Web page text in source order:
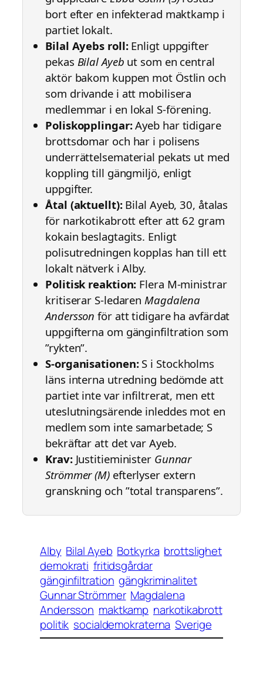
bort efter en infekterad maktkamp i
partiet lokalt.
Bilal Ayebs roll:Enligt uppgifter
pekas Bilal Ayeb ut som en central
aktör bakom kuppen mot Östlin och
som drivande i att mobilisera
medlemmar i en lokal S-förening.
Poliskopplingar:Ayeb har tidigare
brottsdomar och har i polisens
underrättelsematerial pekats ut med
koppling till gängmiljö, enligt
uppgifter.
Åtal (aktuellt):Bilal Ayeb, 30, åtalas
för narkotikabrott efter att 62 gram
kokain beslagtagits. Enligt
polisutredningen kopplas han till ett
lokalt nätverk i Alby.
Politisk reaktion: Flera M-ministrar
kritiserar S-ledarenMagdalena
Andersson för att tidigare ha avfärdat
uppgifterna om gänginfiltration som
”rykten”.
S-organisationen:S i Stockholms
läns interna utredning bedömde att
partiet inte var infiltrerat, men ett
uteslutningsärende inleddes mot en
medlem som inte samarbetade; S
bekräftar att det var Ayeb.
Krav:Justitieminister Gunnar
Strömmer (M) efterlyser extern
granskning och ”total transparens”.
Alby Bilal Ayeb Botkyrka brottslighet
demokrati fritidsgårdar
gänginfiltration gängkriminalitet
Gunnar Strömmer Magdalena
Andersson maktkamp narkotikabrott
politik socialdemokraterna Sverige